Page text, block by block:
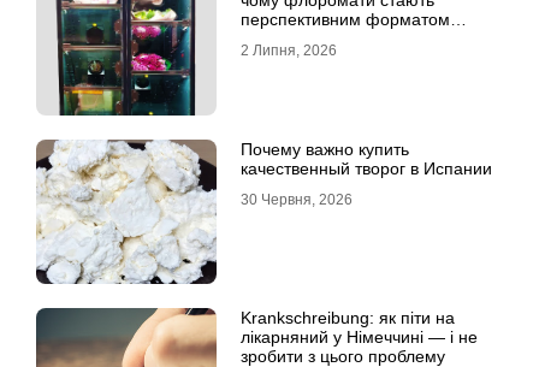
перспективним форматом
2 Липня, 2026
Почему важно купить
качественный творог в Испании
30 Червня, 2026
Krankschreibung: як піти на
лікарняний у Німеччині — і не
зробити з цього проблему